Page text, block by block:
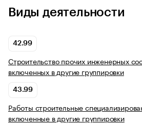
Виды деятельности
42.99
Строительство прочих инженерных
включенных в другие группировки
43.99
Работы строительные
включенные в другие группировки